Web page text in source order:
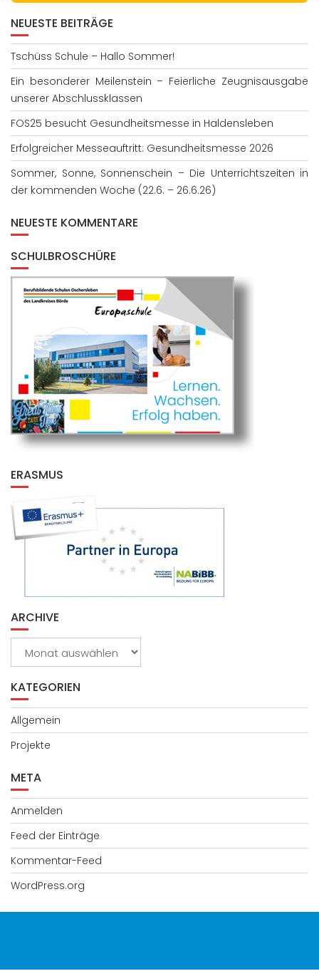
NEUESTE BEITRÄGE
Tschüss Schule – Hallo Sommer!
Ein besonderer Meilenstein – Feierliche Zeugnisausgabe
unserer Abschlussklassen
FOS25 besucht Gesundheitsmesse in Haldensleben
Erfolgreicher Messeauftritt: Gesundheitsmesse 2026
Sommer, Sonne, Sonnenschein – Die Unterrichtszeiten in
der kommenden Woche (22.6. – 26.6.26)
NEUESTE KOMMENTARE
SCHULBROSCHÜRE
ERASMUS
ARCHIVE
KATEGORIEN
Allgemein
Projekte
META
Anmelden
Feed der Einträge
Kommentar-Feed
WordPress.org